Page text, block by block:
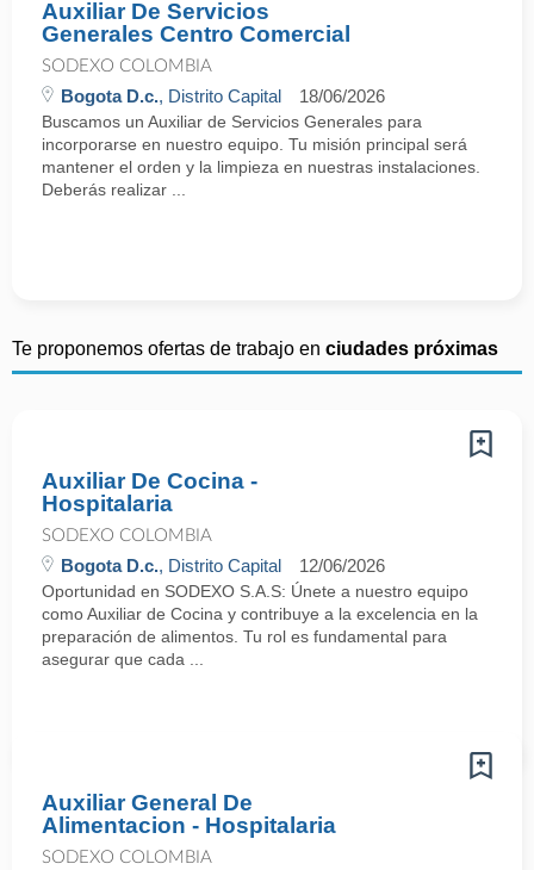
Auxiliar De Servicios
Generales Centro Comercial
SODEXO COLOMBIA
Bogota D.c., Distrito Capital 18/06/2026
Buscamos un Auxiliar de Servicios Generales para
incorporarse en nuestro equipo. Tu misión principal será
mantener el orden y la limpieza en nuestras instalaciones.
Deberás realizar ...
Te proponemos ofertas de trabajo en ciudades próximas
Auxiliar De Cocina -
Hospitalaria
SODEXO COLOMBIA
Bogota D.c., Distrito Capital 12/06/2026
Oportunidad en SODEXO S.A.S: Únete a nuestro equipo
como Auxiliar de Cocina y contribuye a la excelencia en la
preparación de alimentos. Tu rol es fundamental para
asegurar que cada ...
Auxiliar General De
Alimentacion - Hospitalaria
SODEXO COLOMBIA